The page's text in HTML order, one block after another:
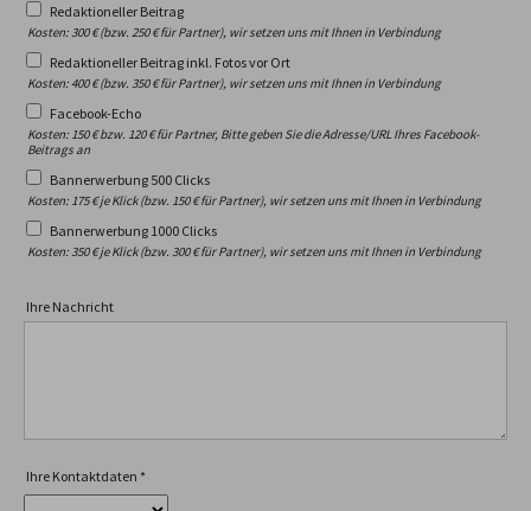
Redaktioneller Beitrag
Kosten: 300 € (bzw. 250 € für Partner), wir setzen uns mit Ihnen in Verbindung
Redaktioneller Beitrag inkl. Fotos vor Ort
Kosten: 400 € (bzw. 350 € für Partner), wir setzen uns mit Ihnen in Verbindung
Facebook-Echo
Kosten: 150 € bzw. 120 € für Partner, Bitte geben Sie die Adresse/URL Ihres Facebook-
Beitrags an
Bannerwerbung 500 Clicks
Kosten: 175 € je Klick (bzw. 150 € für Partner), wir setzen uns mit Ihnen in Verbindung
Bannerwerbung 1000 Clicks
Kosten: 350 € je Klick (bzw. 300 € für Partner), wir setzen uns mit Ihnen in Verbindung
Ihre Nachricht
Ihre Kontaktdaten *